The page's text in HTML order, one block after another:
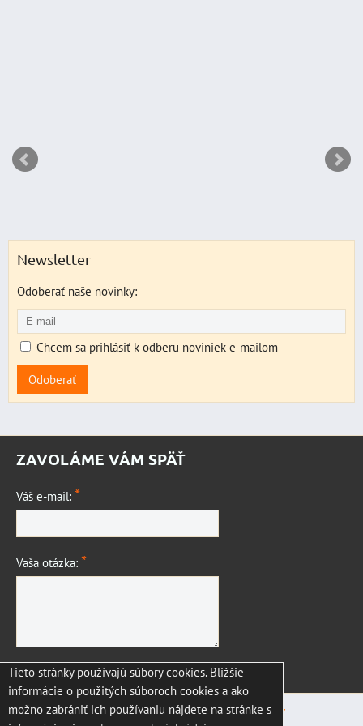
Newsletter
Odoberať naše novinky:
Chcem sa prihlásiť k odberu noviniek e-mailom
Odoberať
ZAVOLÁME VÁM SPÄŤ
Váš e-mail: *
Vaša otázka: *
Odoslať
Predvoľby súkromia
Zásady ochrany osobných údajov
Tieto stránky používajú súbory cookies. Bližšie
informácie o použitých súboroch cookies a ako
možno zabrániť ich používaniu nájdete na stránke s